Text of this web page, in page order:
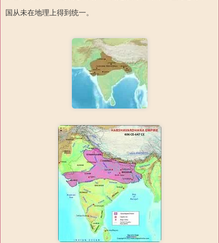
国从未在地理上得到统一。